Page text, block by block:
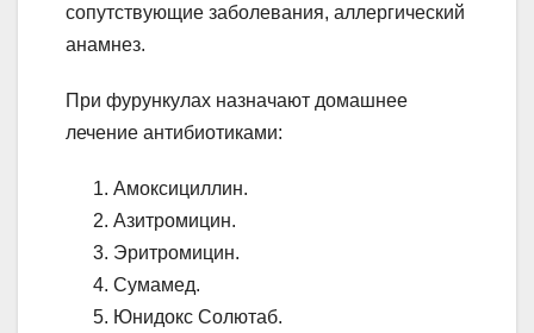
сопутствующие заболевания, аллергический
анамнез.
При фурункулах назначают домашнее
лечение антибиотиками:
Амоксициллин.
Азитромицин.
Эритромицин.
Сумамед.
Юнидокс Солютаб.